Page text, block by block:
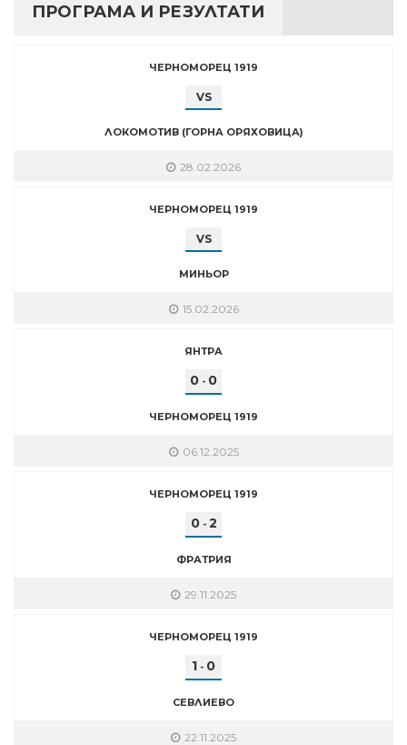
ПРОГРАМА И РЕЗУЛТАТИ
ЧЕРНОМОРЕЦ 1919
VS
ЛОКОМОТИВ (ГОРНА ОРЯХОВИЦА)
28.02.2026
ЧЕРНОМОРЕЦ 1919
VS
МИНЬОР
15.02.2026
ЯНТРА
0 - 0
ЧЕРНОМОРЕЦ 1919
06.12.2025
ЧЕРНОМОРЕЦ 1919
0- 2
ФРАТРИЯ
29.11.2025
ЧЕРНОМОРЕЦ 1919
1 - 0
СЕВЛИЕВО
22.11.2025